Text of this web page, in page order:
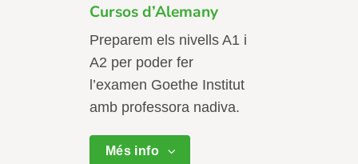
Cursos d’Alemany
Preparem els nivells A1 i
A2 per poder fer
l’examen Goethe Institut
amb professora nadiva.
Més info